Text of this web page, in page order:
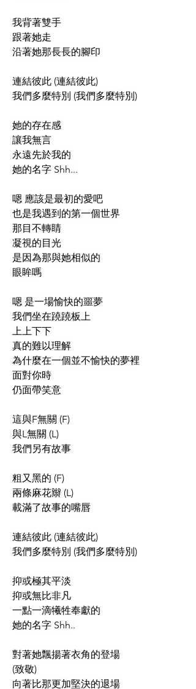
我背著雙手
跟著她走
沿著她那長長的腳印
連結彼此 (連結彼此)
我們多麼特別 (我們多麼特別)
她的存在感
讓我無言
永遠先於我的
她的名字 Shh...
嗯 應該是最初的愛吧
也是我遇到的第一個世界
那目不轉睛
凝視的目光
是因為那與她相似的
眼眸嗎
嗯 是一場愉快的噩夢
我們坐在蹺蹺板上
上上下下
真的難以理解
為什麼在一個並不愉快的夢裡
面對你時
仍面帶笑意
這與F無關 (F)
與L無關 (L)
我們另有故事
粗又黑的 (F)
兩條麻花辮 (L)
載滿了故事的嘴唇
連結彼此 (連結彼此)
我們多麼特別 (我們多麼特別)
抑或極其平淡
抑或無比非凡
一點一滴犧牲奉獻的
她的名字 Shh..
對著她飄揚著衣角的登場
(致敬)
向著比那更加堅決的退場